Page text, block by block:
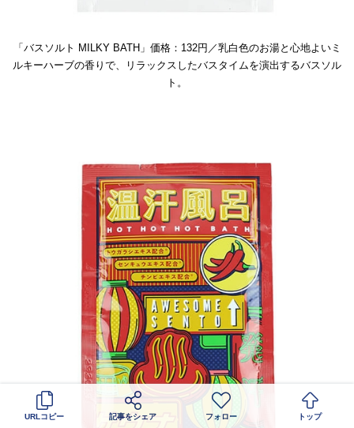
「バスソルト MILKY BATH」価格：132円／乳白色のお湯と心地よいミ
ルキーハーブの香りで、リラックスしたバスタイムを演出するバスソル
ト。
URLコピー 記事をシェア フォロー トップ